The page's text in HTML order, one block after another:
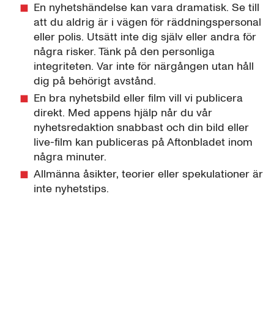
En nyhetshändelse kan vara dramatisk. Se till
att du aldrig är i vägen för räddningspersonal
eller polis. Utsätt inte dig själv eller andra för
några risker. Tänk på den personliga
integriteten. Var inte för närgången utan håll
dig på behörigt avstånd.
En bra nyhetsbild eller film vill vi publicera
direkt. Med appens hjälp når du vår
nyhetsredaktion snabbast och din bild eller
live-film kan publiceras på Aftonbladet inom
några minuter.
Allmänna åsikter, teorier eller spekulationer är
inte nyhetstips.